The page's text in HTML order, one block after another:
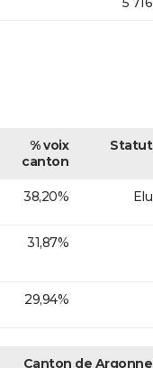
% voix
canton
Statut
38,20% Elu
31,87%
29,94%
Canton de Argonne